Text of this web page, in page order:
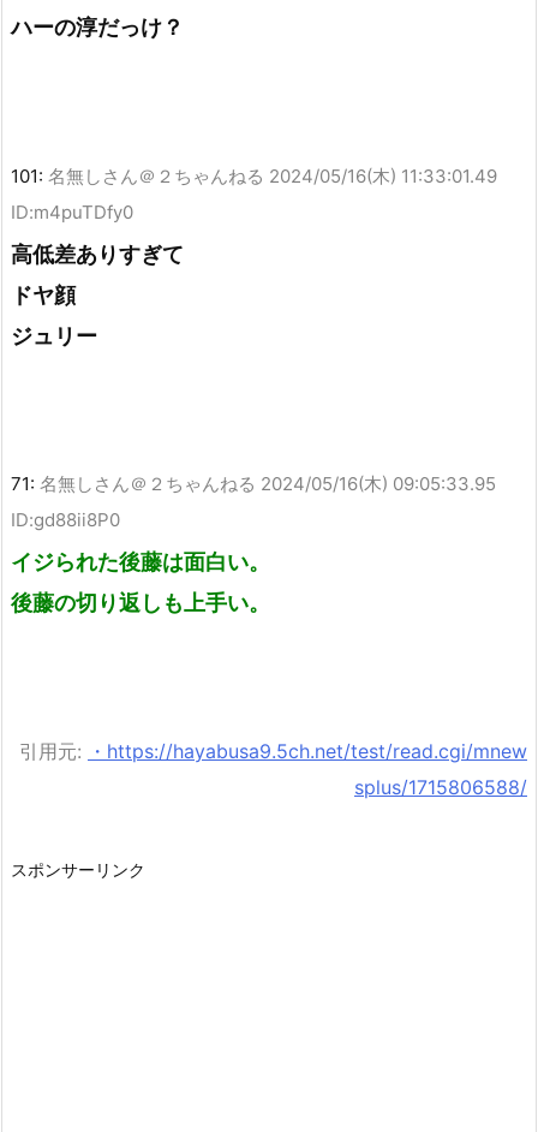
ハーの淳だっけ？
101: 名無しさん＠２ちゃんねる 2024/05/16(木) 11:33:01.49
ID:m4puTDfy0
高低差ありすぎて
ドヤ顔
ジュリー
71: 名無しさん＠２ちゃんねる 2024/05/16(木) 09:05:33.95
ID:gd88ii8P0
イジられた後藤は面白い。
後藤の切り返しも上手い。
引用元:
・https://hayabusa9.5ch.net/test/read.cgi/mnew
splus/1715806588/
スポンサーリンク